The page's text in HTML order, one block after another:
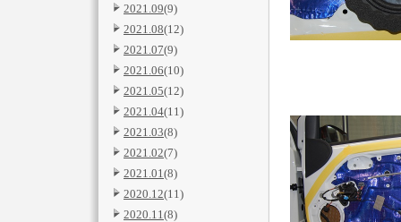
2021.09(9)
2021.08(12)
2021.07(9)
2021.06(10)
2021.05(12)
2021.04(11)
2021.03(8)
2021.02(7)
2021.01(8)
2020.12(11)
2020.11(8)